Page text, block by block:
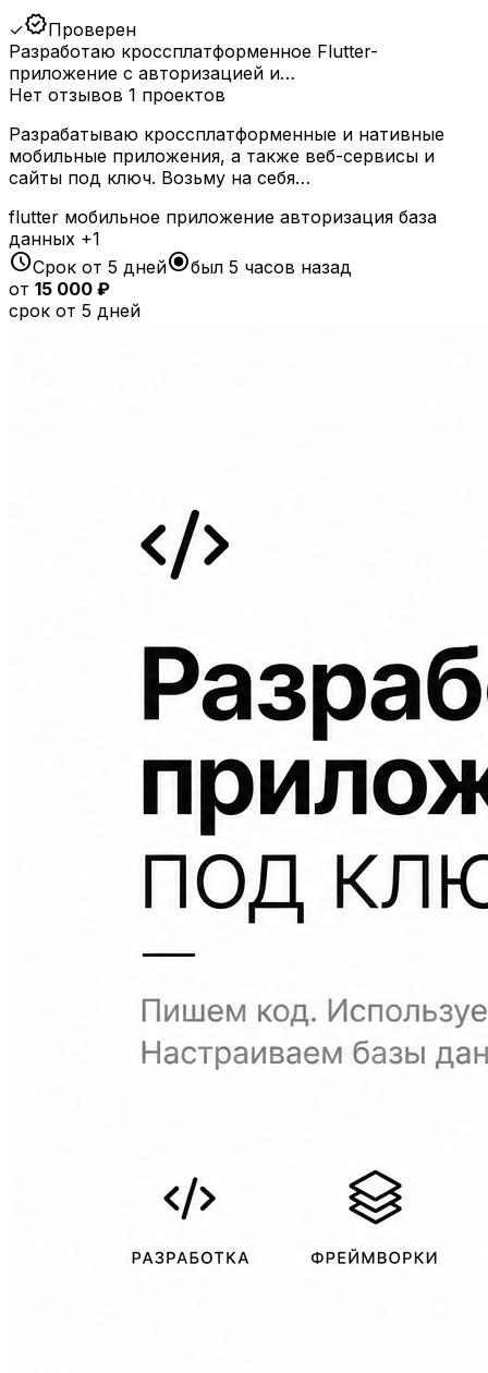
✓verifiedПроверен
Разработаю кроссплатформенное Flutter-
приложение с авторизацией и…
Нет отзывов 1 проектов
Разрабатываю кроссплатформенные и нативные
мобильные приложения, а также веб-сервисы и
сайты под ключ. Возьму на себя…
flutter мобильное приложение авторизация база
данных +1
scheduleСрок от 5 днейradio_button_checkedбыл 5 часов назад
от 15 000 ₽
срок от 5 дней